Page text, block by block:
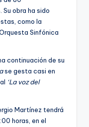
obra ha sido
como la
Sinfónica
continuación de su
se gesta casi en
‘La voz del
Martínez tendrá
horas, en el